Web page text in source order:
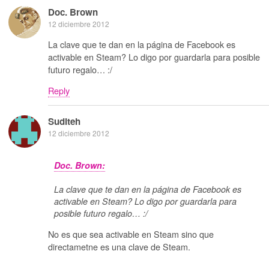
Doc. Brown
12 diciembre 2012
La clave que te dan en la página de Facebook es
activable en Steam? Lo digo por guardarla para posible
futuro regalo… :/
Reply
Suditeh
12 diciembre 2012
Doc. Brown:
La clave que te dan en la página de Facebook es
activable en Steam? Lo digo por guardarla para
posible futuro regalo… :/
No es que sea activable en Steam sino que
directametne es una clave de Steam.